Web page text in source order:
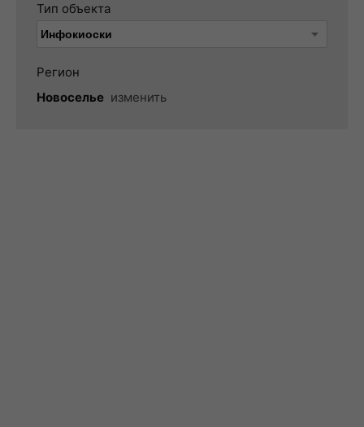
Тип объекта
Регион
Новоселье изменить